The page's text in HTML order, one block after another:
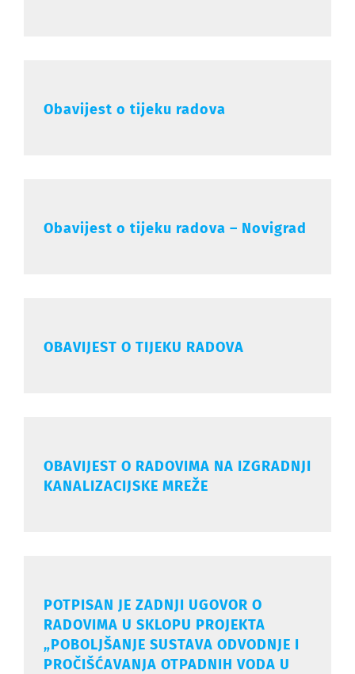
Obavijest o tijeku radova
Obavijest o tijeku radova – Novigrad
OBAVIJEST O TIJEKU RADOVA
OBAVIJEST O RADOVIMA NA IZGRADNJI
KANALIZACIJSKE MREŽE
POTPISAN JE ZADNJI UGOVOR O
RADOVIMA U SKLOPU PROJEKTA
„POBOLJŠANJE SUSTAVA ODVODNJE I
PROČIŠĆAVANJA OTPADNIH VODA U